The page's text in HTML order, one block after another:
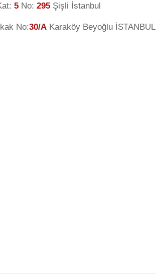
5 No: 295 Şişli İstanbul
No:30/A Karaköy Beyoğlu İSTANBUL